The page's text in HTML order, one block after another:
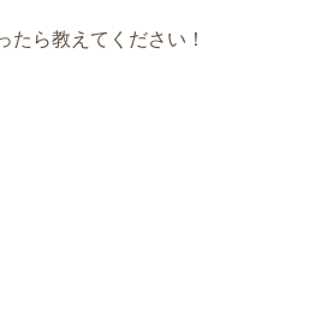
たら教えてください！